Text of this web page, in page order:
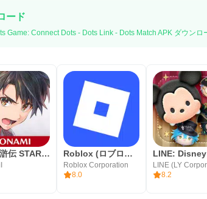
ード
Connect Dots - Dots Link - Dots Match APK ダウンロ
幻想水滸伝 STAR LEAP Roblox (ロブロックス)
Roblox Corporation
8.0
LINE (LY
8.2